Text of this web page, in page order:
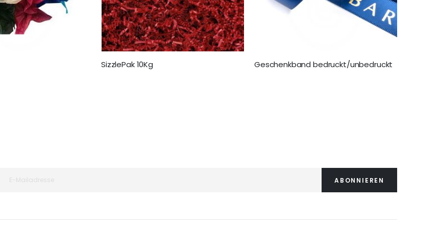
SizzlePak 10Kg Geschenkband bedruckt/unbedruckt
ABONNIEREN